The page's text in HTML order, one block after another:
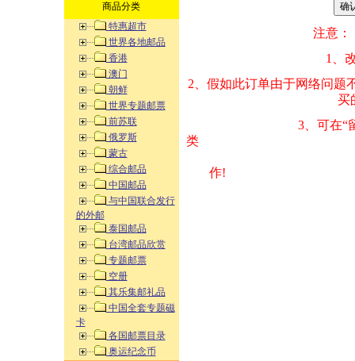
商品分类
特惠超市
世界各地邮品
香港
澳门
朝鲜
世界专题邮票
前苏联
俄罗斯
蒙古
综合邮品
中国邮品
与中国联合发行
的外邮
泰国邮品
台湾邮品欣赏
专题邮票
空册
其乐集邮礼品
中国全套专题磁
卡
各国邮票目录
奥运纪念币
注意：
1、改变商品数量
2、假如此订单由
买的邮品的“
3、可在“
类 方式告之
作!